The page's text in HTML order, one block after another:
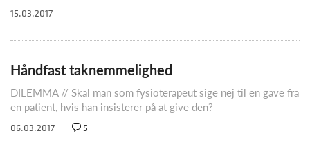
15.03.2017
Håndfast taknemmelighed
DILEMMA // Skal man som fysioterapeut sige nej til en gave fra
en patient, hvis han insisterer på at give den?
06.03.2017 5